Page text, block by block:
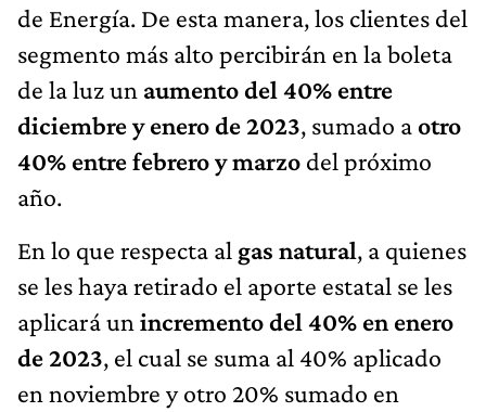
de Energía. De esta manera, los clientes del
segmento más alto percibirán en la boleta
de la luz un aumento del 40% entre
diciembre y enero de 2023, sumado aotro
40% entre febrero y marzo del próximo
año.
En lo que respecta al gas natural, a quienes
se les haya retirado el aporte estatal se les
aplicará un incremento del 40% en enero
de 2023, el cual se suma al 40% aplicado
en noviembre y otro 20% sumado en